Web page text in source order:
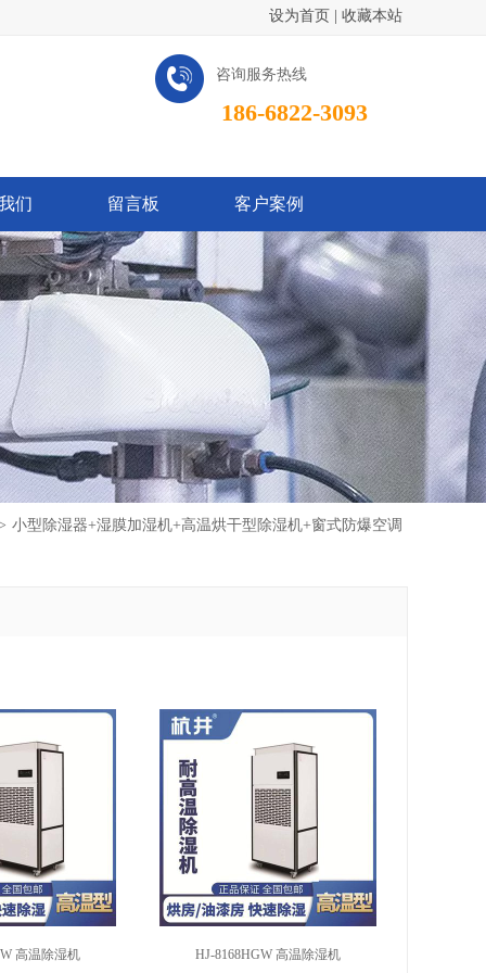
设为首页 收藏本站
186-6822-3093
咨询服务热线
们 留言板 客户案例
小型除湿器+湿膜加湿机+高温烘干型除湿机+窗式防爆空调
高温除湿机 HJ-8168HGW 高温除湿机